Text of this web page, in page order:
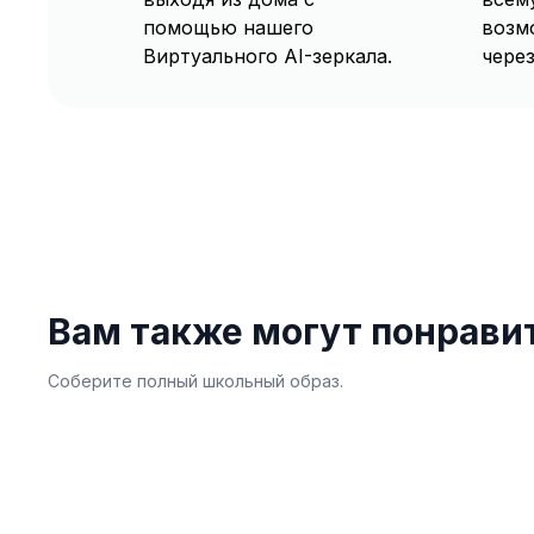
помощью нашего
Виртуального AI-зеркала.
Вам также могут
Соберите полный школьный образ.